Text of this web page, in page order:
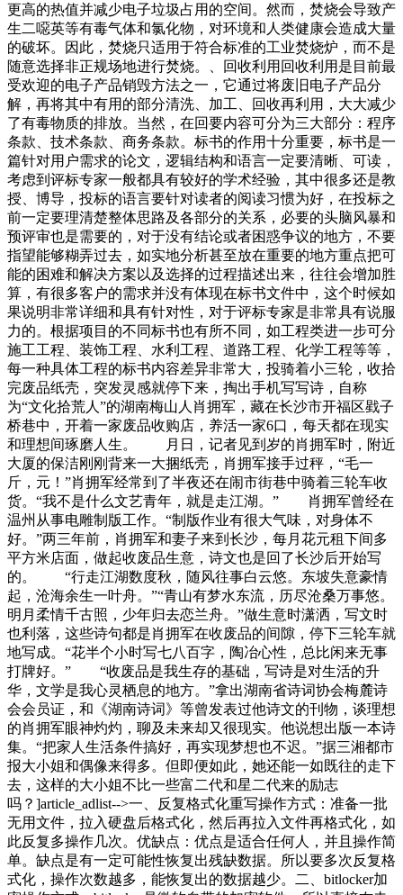
更高的热值并减少电子垃圾占用的空间。然而，焚烧会导致产
生二噁英等有毒气体和氯化物，对环境和人类健康会造成大量
的破坏。因此，焚烧只适用于符合标准的工业焚烧炉，而不是
随意选择非正规场地进行焚烧。、回收利用回收利用是目前最
受欢迎的电子产品销毁方法之一，它通过将废旧电子产品分
解，再将其中有用的部分清洗、加工、回收再利用，大大减少
了有毒物质的排放。当然，在回要内容可分为三大部分：程序
条款、技术条款、商务条款。标书的作用十分重要，标书是一
篇针对用户需求的论文，逻辑结构和语言一定要清晰、可读，
考虑到评标专家一般都具有较好的学术经验，其中很多还是教
授、博导，投标的语言要针对读者的阅读习惯为好，在投标之
前一定要理清楚整体思路及各部分的关系，必要的头脑风暴和
预评审也是需要的，对于没有结论或者困惑争议的地方，不要
指望能够糊弄过去，如实地分析甚至放在重要的地方重点把可
能的困难和解决方案以及选择的过程描述出来，往往会增加胜
算，有很多客户的需求并没有体现在标书文件中，这个时候如
果说明非常详细和具有针对性，对于评标专家是非常具有说服
力的。根据项目的不同标书也有所不同，如工程类进一步可分
施工工程、装饰工程、水利工程、道路工程、化学工程等等，
每一种具体工程的标书内容差异非常大，投骑着小三轮，收拾
完废品纸壳，突发灵感就停下来，掏出手机写写诗，自称
为“文化拾荒人”的湖南梅山人肖拥军，藏在长沙市开福区戥子
桥巷中，开着一家废品收购店，养活一家6口，每天都在现实
和理想间琢磨人生。 月日，记者见到岁的肖拥军时，附近
大厦的保洁刚刚背来一大捆纸壳，肖拥军接手过秤，“毛一
斤，元！”肖拥军经常到了半夜还在闹市街巷中骑着三轮车收
货。“我不是什么文艺青年，就是走江湖。” 肖拥军曾经在
温州从事电雕制版工作。“制版作业有很大气味，对身体不
好。”两三年前，肖拥军和妻子来到长沙，每月花元租下间多
平方米店面，做起收废品生意，诗文也是回了长沙后开始写
的。 “行走江湖数度秋，随风往事白云悠。东坡失意豪情
起，沧海余生一叶舟。”“青山有梦水东流，历尽沧桑万事悠。
明月柔情千古照，少年归去恋兰舟。”做生意时潇洒，写文时
也利落，这些诗句都是肖拥军在收废品的间隙，停下三轮车就
地写成。“花半个小时写七八百字，陶冶心性，总比闲来无事
打牌好。” “收废品是我生存的基础，写诗是对生活的升
华，文学是我心灵栖息的地方。”拿出湖南省诗词协会梅麓诗
会会员证，和《湖南诗词》等曾发表过他诗文的刊物，谈理想
的肖拥军眼神灼灼，聊及未来却又很现实。他说想出版一本诗
集。“把家人生活条件搞好，再实现梦想也不迟。”据三湘都市
报大小姐和偶像来得多。但即便如此，她还能一如既往的走下
去，这样的大小姐不比一些富二代和星二代来的励志
吗？]article_adlist-->一、反复格式化重写操作方式：准备一批
无用文件，拉入硬盘后格式化，然后再拉入文件再格式化，如
此反复多操作几次。优缺点：优点是适合任何人，并且操作简
单。缺点是有一定可能性恢复出残缺数据。所以要多次反复格
式化，操作次数越多，能恢复出的数据越少。二、bitlocker加